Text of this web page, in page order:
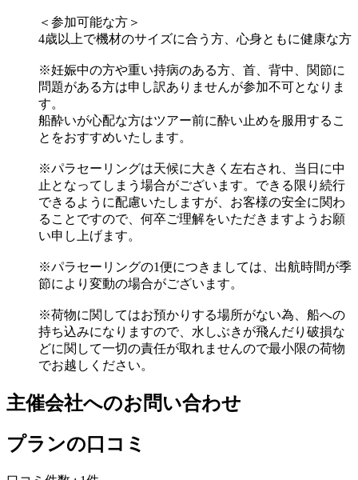
＜参加可能な方＞
4歳以上で機材のサイズに合う方、心身ともに健康な方
※妊娠中の方や重い持病のある方、首、背中、関節に
問題がある方は申し訳ありませんが参加不可となりま
す。
船酔いが心配な方はツアー前に酔い止めを服用するこ
とをおすすめいたします。
※パラセーリングは天候に大きく左右され、当日に中
止となってしまう場合がございます。できる限り続行
できるように配慮いたしますが、お客様の安全に関わ
ることですので、何卒ご理解をいただきますようお願
い申し上げます。
※パラセーリングの1便につきましては、出航時間が季
節により変動の場合がございます。
※荷物に関してはお預かりする場所がない為、船への
持ち込みになりますので、水しぶきが飛んだり破損な
どに関して一切の責任が取れませんので最小限の荷物
でお越しください。
主催会社へのお問い合わせ
プランの口コミ